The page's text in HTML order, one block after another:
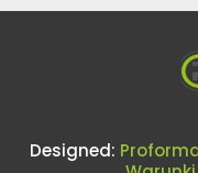
Designed: